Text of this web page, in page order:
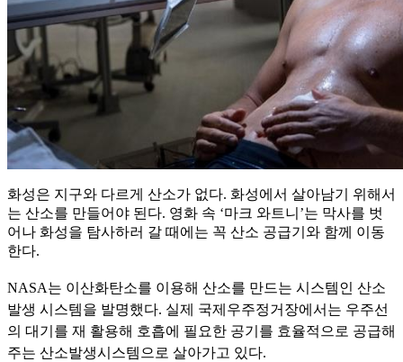
화성은 지구와 다르게 산소가 없다. 화성에서 살아남기 위해서
는 산소를 만들어야 된다. 영화 속 ‘마크 와트니’는 막사를 벗
어나 화성을 탐사하러 갈 때에는 꼭 산소 공급기와 함께 이동
한다.
NASA는 이산화탄소를 이용해 산소를 만드는 시스템인 산소
발생 시스템을 발명했다. 실제 국제우주정거장에서는 우주선
의 대기를 재 활용해 호흡에 필요한 공기를 효율적으로 공급해
주는 산소발생시스템으로 살아가고 있다.